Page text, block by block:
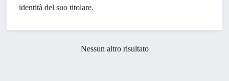
identità del suo titolare.
Nessun altro risultato